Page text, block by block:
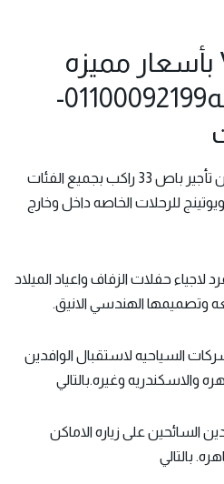
ايجار رحلات VIP بأسعار مميزه
وخصومات خاصه01100092199-
تعلن شركه بسيوني ترافيل عن تأجير باص 33 راكب بجميع الفئات
للرحلات الخاصه داخل وخارج
ايضا استئجار باص 33 فرد لاجياء حفلات الزفاف واعياد الميلاد
وتصميمها الهندسي الانيق.
استئجار باص 33 للشركات السياحيه لاستقبال الوافدين
والاسكندريه وغيره.بالتالي
السائحين على زياره الاماكن
بالتالي